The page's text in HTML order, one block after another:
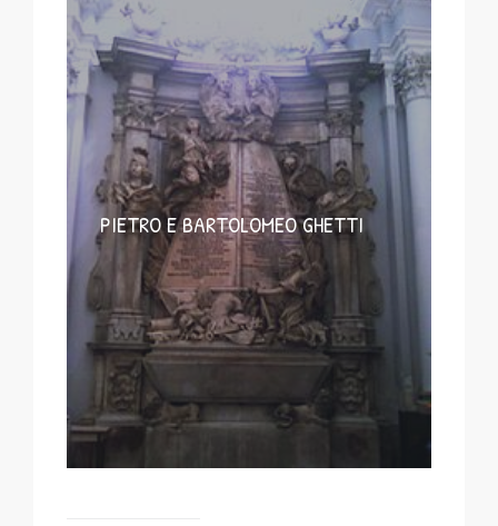
PIETRO E BARTOLOMEO GHETTI